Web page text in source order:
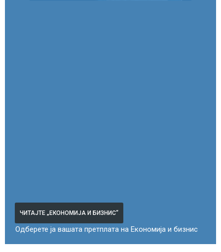
ЧИТАЈТЕ „ЕКОНОМИЈА И БИЗНИС“
Одберете ја вашата претплата на Економија и бизнис